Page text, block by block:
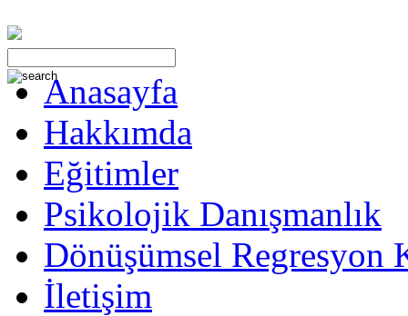
Anasayfa
Hakkımda
Eğitimler
Psikolojik Danışmanlık
Dönüşümsel Regresyon
İletişim